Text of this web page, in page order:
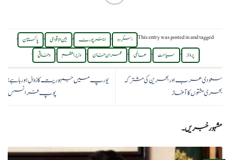
This entry was posted inand tagged اسکردو , ایئرپورٹ , بین الاقوامی , پاکستان ,
پرواز , سیاحٹ , عالمی , عمران خان , وزیر اعظم , وفاقی .
سعودی عرب اور بحرین کی مشترکہ
بحری مشقوں کا آغاز
یورپ میں جمہوریت کا زوال ہو رہا ہے:
پوپ فرانسس
مشہور خبریں۔